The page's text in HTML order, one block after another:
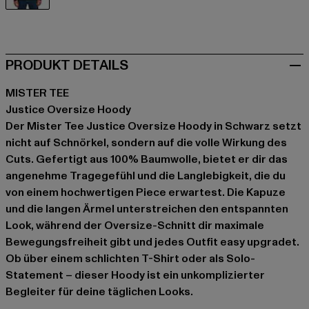
PRODUKT DETAILS
MISTER TEE
Justice Oversize Hoody
Der Mister Tee Justice Oversize Hoody in Schwarz setzt
nicht auf Schnörkel, sondern auf die volle Wirkung des
Cuts. Gefertigt aus 100% Baumwolle, bietet er dir das
angenehme Tragegefühl und die Langlebigkeit, die du
von einem hochwertigen Piece erwartest. Die Kapuze
und die langen Ärmel unterstreichen den entspannten
Look, während der Oversize-Schnitt dir maximale
Bewegungsfreiheit gibt und jedes Outfit easy upgradet.
Ob über einem schlichten T-Shirt oder als Solo-
Statement – dieser Hoody ist ein unkomplizierter
Begleiter für deine täglichen Looks.